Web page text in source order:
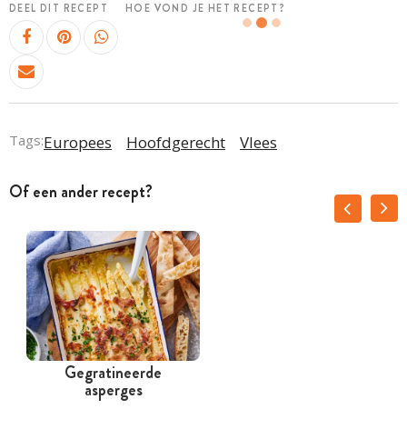
DEEL DIT RECEPT HOE VOND JE HET RECEPT?
Tags:Europees Hoofdgerecht Vlees
Of een ander recept?
Gegratineerde
asperges